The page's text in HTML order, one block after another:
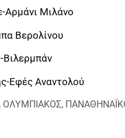
Αρμάνι Μιλάνο
Βερολίνου
Βιλερμπάν
Εφές Αναντολού
, ΟΛΥΜΠΙΑΚΟΣ,